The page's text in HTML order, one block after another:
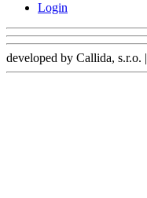
Login
developed by Callida, s.r.o. |